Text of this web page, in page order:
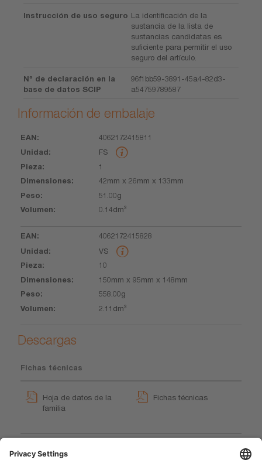
Instrucción de uso seguro La identificación de la
sustancia de la lista de
sustancias candidatas es
suficiente para permitir el uso
seguro del artículo.
Nº de declaración en la
base de datos SCIP
96f1bb59-3891-45a4-82d3-
a54759789587
Información de embalaje
EAN Pieza Dimensiones
4062172415811
FS
1
42mm x 26mm x 133mm
51.00g
0.14dm³
4062172415828
VS
10
150mm x 95mm x 148mm
558.00g
2.11dm³
Descargas
Fichas técnicas
Hoja de datos de la
familia
Fichas técnicas
GPRS_Instrucciones